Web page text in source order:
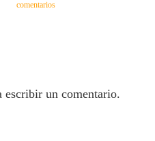
comentarios
escribir un comentario.